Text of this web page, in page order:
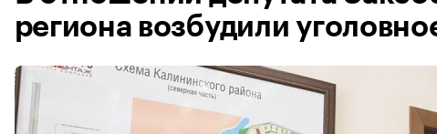
региона возбудили